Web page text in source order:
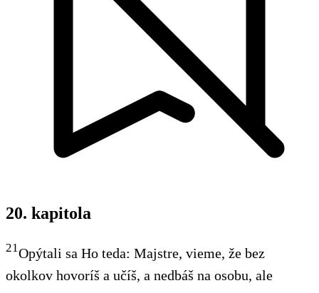
20. kapitola
21Opýtali sa Ho teda: Majstre, vieme, že bez
okolkov hovoríš a učíš, a nedbáš na osobu, ale